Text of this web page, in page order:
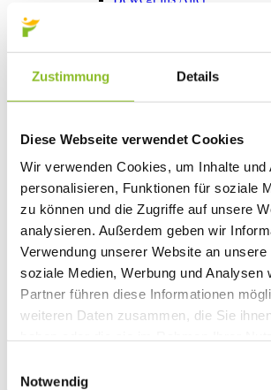
Zustimmung Details
Diese Webseite verwendet Cookies
Wir verwenden Cookies, um Inhalte und
personalisieren, Funktionen für soziale
zu können und die Zugriffe auf unsere
analysieren. Außerdem geben wir
Verwendung unserer Website an
soziale Medien, Werbung und Analysen
Partner führen diese Informationen
weiteren Daten zusammen, die Sie
Notwendig
Veranstaltungskalender
Betriebe
Gemeindeentwicklung
Wige Frastanz
Wirtschaftsgemeinschaft
Herbstmarkt
Der Walgauer
Tourismus
Gastronomie
Unterkünfte
Wandern in Frastanz
Naturbad Untere Au